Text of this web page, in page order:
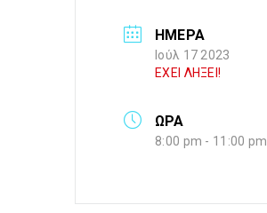
ΗΜΕΡΑ
Ιούλ 17 2023
ΕΧΕΙ ΛΗΞΕΙ!
ΩΡΑ
8:00 pm - 11:00 pm